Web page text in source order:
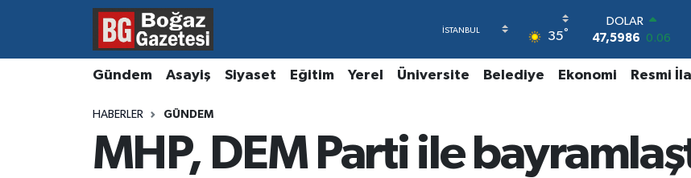
35°
DOLAR
47,5986 0.06
55,0700 0.1
6513.94
BİST100
48
Gündem Asayiş Siyaset Eğitim Yerel Üniversite Belediye Ekonomi Resmi
HABERLER GÜNDEM
MHP, DEM Parti ile
Asayiş
Ekonomi
Hava Durumu
Süper Lig Puan Durumu ve Fikstür